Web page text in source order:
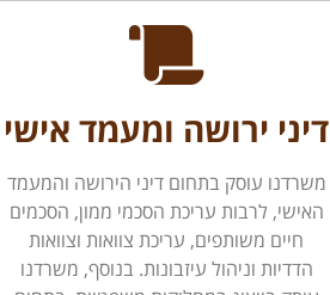
דיני ירושה ומעמד אישי
משרדנו עוסק בתחום דיני הירושה והמעמד
האישי, לרבות עריכת הסכמי ממון, הסכמים
חיים משותפים, עריכת צוואות וצוואות
הדדיות וניהול עיזבונות. בנוסף, משרדנו